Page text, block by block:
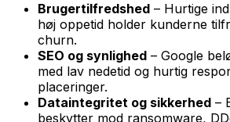
Brugertilfredshed – Hurtige
høj oppetid holder kunderne
churn.
SEO og synlighed – Google
med lav nedetid og hurtig
placeringer.
Dataintegritet og sikkerhed –
beskytter mod ransomware,